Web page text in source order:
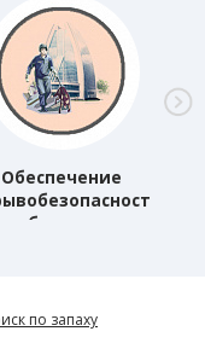
Обеспечение
объектов
по запаху